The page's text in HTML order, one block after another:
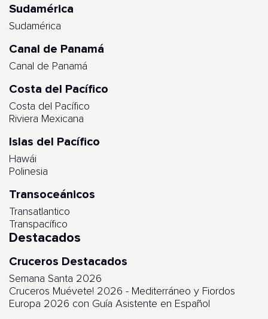
Sudamérica
Sudamérica
Canal de Panamá
Canal de Panamá
Costa del Pacífico
Costa del Pacífico
Riviera Mexicana
Islas del Pacífico
Hawái
Polinesia
Transoceánicos
Transatlantico
Transpacífico
Destacados
Cruceros Destacados
Semana Santa 2026
Cruceros Muévete! 2026 - Mediterráneo y Fiordos
Europa 2026 con Guía Asistente en Español